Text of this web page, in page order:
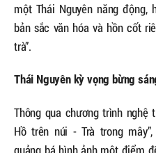
một Thái Nguyên năng động,
bản sắc văn hóa và hồn cốt
trà”.
Thái Nguyên kỳ vọng bừng
Thông qua chương trình nghệ
Hồ trên núi - Trà trong